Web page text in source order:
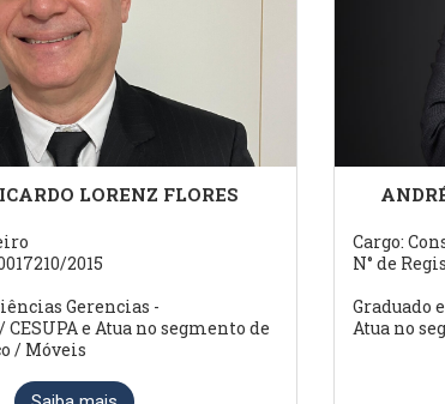
LORENZ FLORES
2015
Gerencias -
e Atua no segmento de
/ Móveis
Cargo:
N° de
Graduado
Atua no